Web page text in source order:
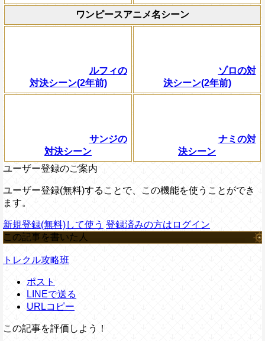
ワンピースアニメ名シーン
ルフィの
対決シーン(2年前)
ゾロの対
決シーン(2年前)
サンジの
対決シーン
ナミの対
決シーン
ユーザー登録のご案内
ユーザー登録(無料)することで、この機能を使うことができ
ます。
新規登録(無料)して使う 登録済みの方はログイン
この記事を書いた人
トレクル攻略班
ポスト
LINEで送る
URLコピー
この記事を評価しよう！